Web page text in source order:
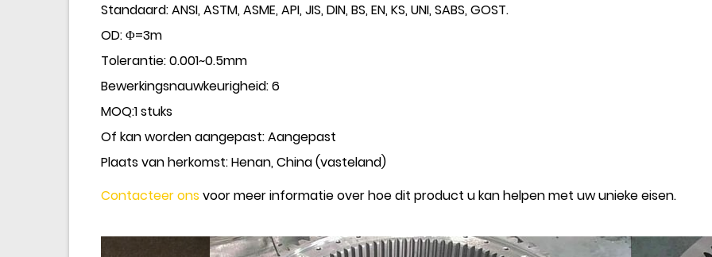
Standaard: ANSI, ASTM, ASME, API, JIS, DIN, BS, EN, KS, UNI, SABS, GOST.
OD: Φ=3m
Tolerantie: 0.001~0.5mm
Bewerkingsnauwkeurigheid: 6
MOQ:1 stuks
Of kan worden aangepast: Aangepast
Plaats van herkomst: Henan, China (vasteland)
Contacteer onsvoor meer informatie over hoe dit product u kan helpen met uw unieke eisen.